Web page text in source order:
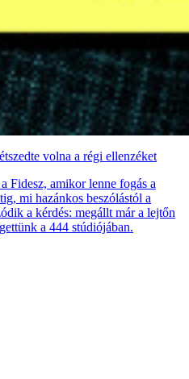
volna a régi ellenzéket
Fidesz, amikor lenne fogás a
mi hazánkos beszólástól a
a kérdés: megállt már a lejtőn
a 444 stúdiójában.